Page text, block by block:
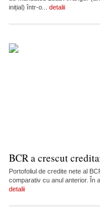
inițial) într-o... detalii
BCR a crescut
Portofoliul de credite nete al
comparativ cu anul anterior. În
detalii